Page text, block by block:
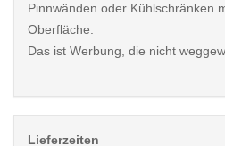
Pinnwänden oder Kühlschränken
Oberfläche.
Das ist Werbung, die nicht
Lieferzeiten